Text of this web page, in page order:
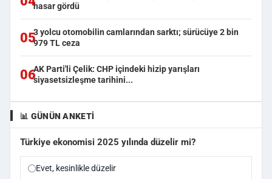
hasar gördü
053 yolcu otomobilin camlarından sarktı; sürücüye 2 bin
979 TL ceza
06AK Parti'li Çelik: CHP içindeki hizip yarışları
siyasetsizleşme tarihini...
📊 GÜNÜN ANKETI
Türkiye ekonomisi 2025 yılında düzelir mi?
Evet, kesinlikle düzelir